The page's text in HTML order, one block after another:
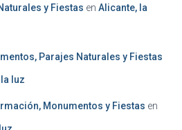
y Fiestas en Alicante, la
Parajes Naturales y Fiestas
luz
Monumentos y Fiestas en